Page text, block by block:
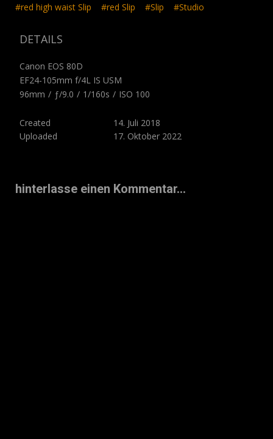
#red high waist Slip
#red Slip #Slip #Studio
DETAILS
Canon EOS 80D
EF24-105mm f/4L IS USM
96mm / ƒ/9.0 / 1/160s / ISO 100
Created
14. Juli 2018
Uploaded
17. Oktober 2022
hinterlasse einen Kommentar...